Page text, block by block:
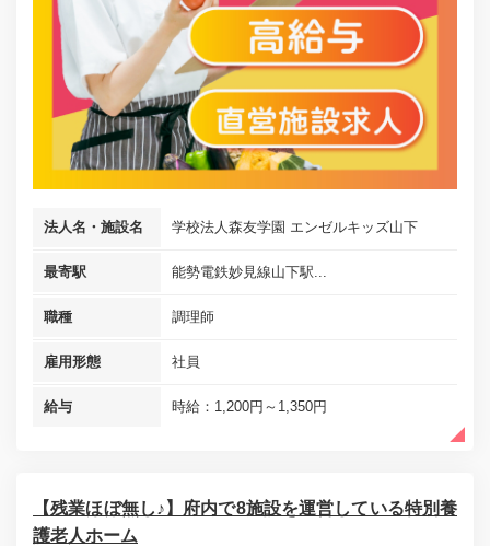
法人名・施設名 学校法人森友学園 エンゼルキッズ山下
最寄駅 能勢電鉄妙見線山下駅...
職種 調理師
雇用形態 社員
給与 時給：1,200円～1,350円
【残業ほぼ無し♪】府内で8施設を運営している特別養
護老人ホーム